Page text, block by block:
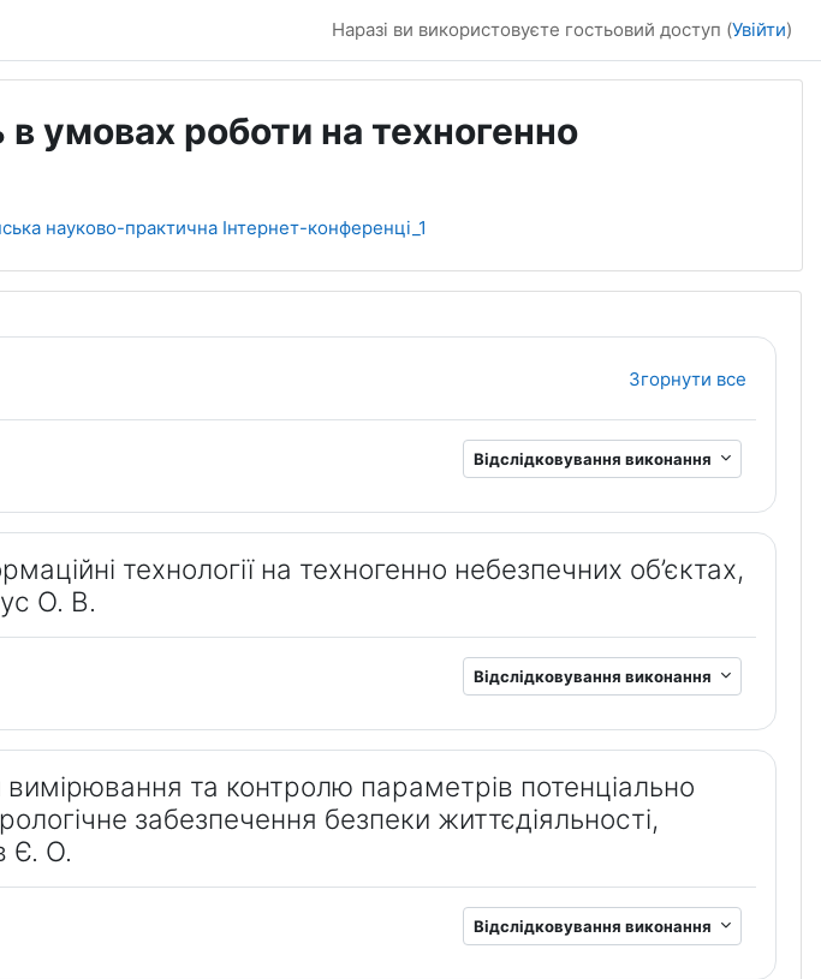
Наразі ви використовуєте гостьовий доступ (Увійти)
умовах роботи на техногенно
науково-практична Інтернет-конференці_1
Згорнути все
Відслідковування виконання
технології на техногенно небезпечних об’єктах,
О. В.
Відслідковування виконання
вимірювання та контролю параметрів потенціальнo
забезпечення безпеки життєдіяльності,
Є. О.
Відслідковування виконання